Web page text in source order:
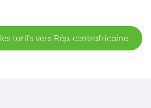
tarifs vers Rép. centrafricaine